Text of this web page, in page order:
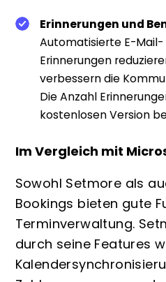
Erinnerungen und
Automatisierte E-Mail-
Erinnerungen
verbessern die
Die Anzahl
kostenlosen Version
Im Vergleich mit
Sowohl Setmore als
Bookings bieten gute
Terminverwaltung.
durch seine Features